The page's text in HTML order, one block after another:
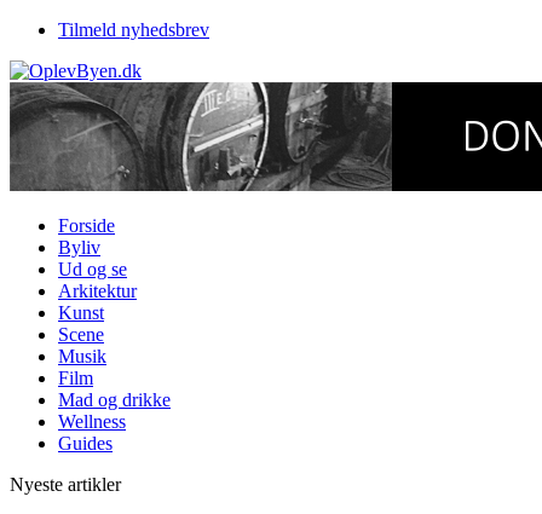
Tilmeld nyhedsbrev
Forside
Byliv
Ud og se
Arkitektur
Kunst
Scene
Musik
Film
Mad og drikke
Wellness
Guides
Nyeste artikler